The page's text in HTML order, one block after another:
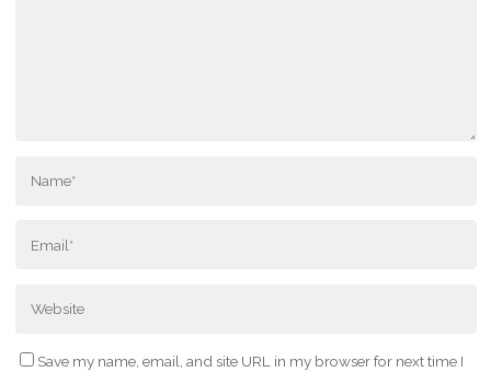
Save my name, email, and site URL in my browser for next time I